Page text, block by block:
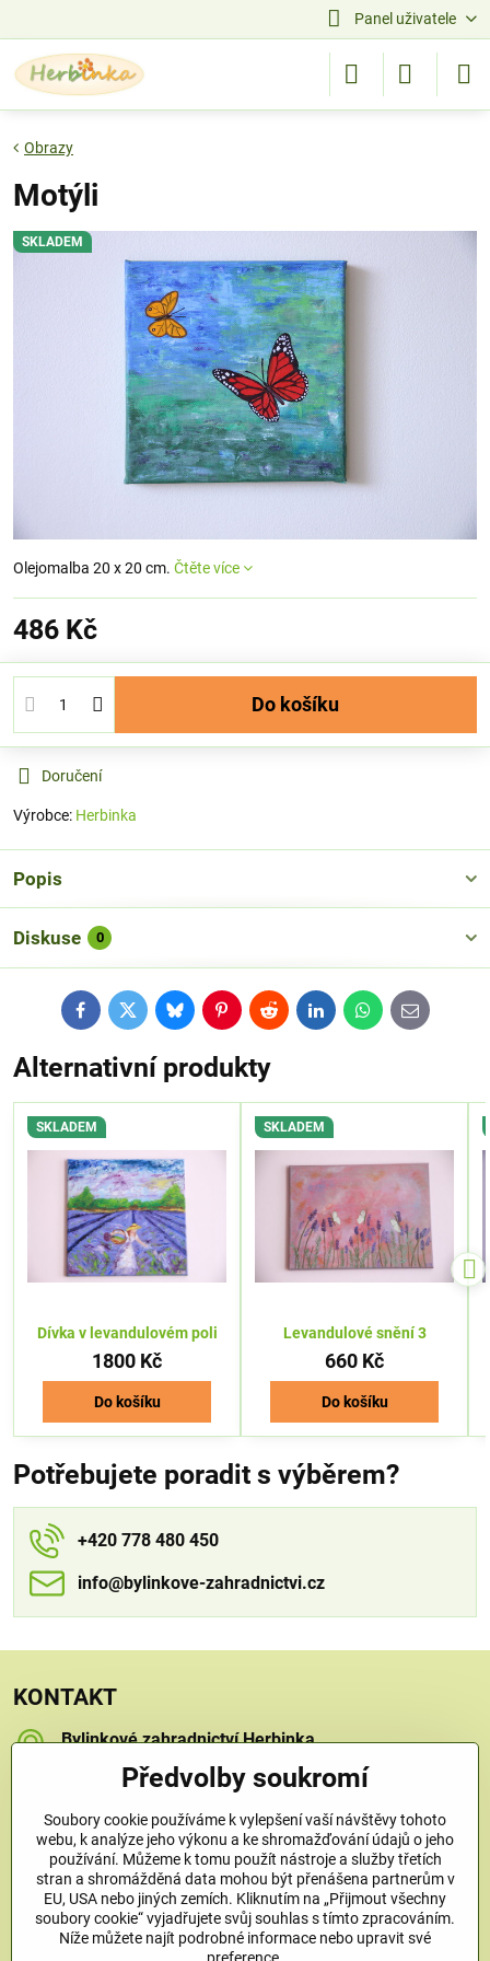
Panel uživatele
SKLADEM
Obrazy
Motýli
Olejomalba 20 x 20 cm. Čtěte více
486 Kč
Do košíku
Doručení
Výrobce: Herbinka
Popis
Diskuse 0
FacebookTwitterBlueskyPinterestRedditLinkedInWhatsApp
E-
mail
Alternativní produkty
SKLADEM
Dívka v levandulovém poli
1800 Kč
Do košíku
SKLADEM
Levandulové snění 3
660 Kč
Do košíku
Potřebujete poradit s výběrem?
+420 778 480 450
info​​@bylinkove-zahradnictvi​​.cz
KONTAKT
Bylinkové zahradnictví Herbinka
Na Křečku 346
+420 778 480 450
info​@bylinkove-zahradnictvi​.cz
Co u nás najdete
Předvolby soukromí
Soubory cookie používáme k vylepšení vaší návštěvy tohoto
webu, k analýze jeho výkonu a ke shromažďování údajů o jeho
používání. Můžeme k tomu použít nástroje a služby třetích
stran a shromážděná data mohou být přenášena partnerům v
EU, USA nebo jiných zemích. Kliknutím na „Přijmout všechny
soubory cookie“ vyjadřujete svůj souhlas s tímto zpracováním.
Níže můžete najít podrobné informace nebo upravit své